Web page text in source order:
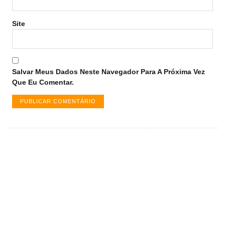
Site
Salvar Meus Dados Neste Navegador Para A Próxima Vez
Que Eu Comentar.